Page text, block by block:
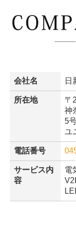
会社名 日
所在地
〒
神
5
ユ
電話番号
サービス内
容
電